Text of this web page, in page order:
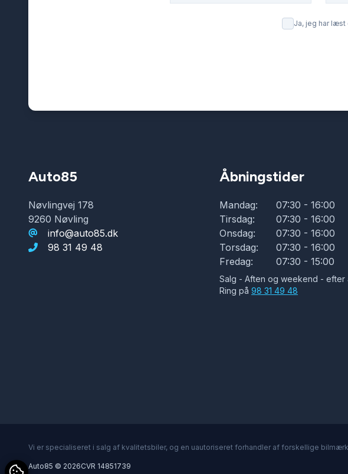
Ja, jeg har
Auto85
Nøvlingvej 178
9260 Nøvling
info@auto85.dk
98 31 49 48
Åbningstider
Mandag:
07:30 - 16:00
Tirsdag:
07:30 - 16:00
Onsdag:
07:30 - 16:00
Torsdag:
07:30 - 16:00
Fredag:
07:30 - 15:00
Salg - Aften og weekend - efter
Ring på 98 31 49 48
Vi er specialiseret i salg af kvalitetsbiler, og en uautoriseret forhandler af forskellige
Auto85 © 2026CVR 14851739